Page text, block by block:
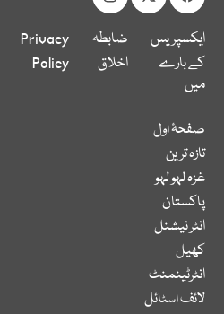
ایکسپریس
کے بارے
میں
ضابطہ
اخلاق
Privacy
Policy
صفحۂ اول
تازہ ترین
غزہ لہو لہو
پاکستان
انٹر نیشنل
کھیل
انٹرٹینمنٹ
لائف اسٹائل